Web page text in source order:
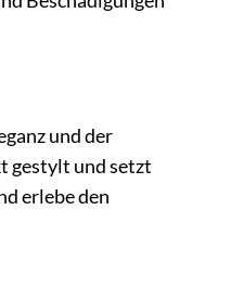
und der
gestylt und setzt
erlebe den